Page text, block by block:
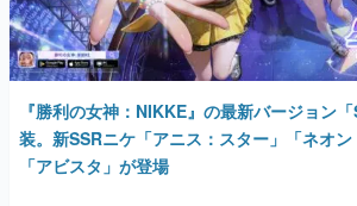
『勝利の女神：NIKKE』の最新バージョン
装。新SSRニケ「アニス：スター」「ネオン
「アビスタ」が登場